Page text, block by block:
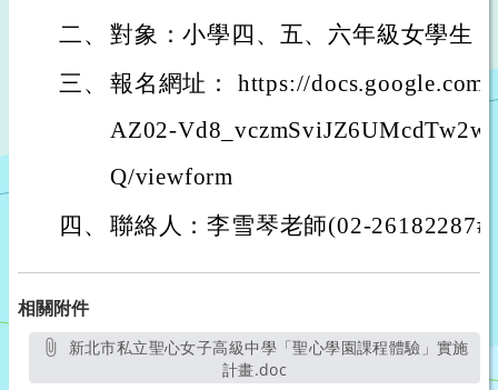
二、 對象：小學四、五、六年級女學生
三、 報名網址： https://
AZ02-
Q/viewform
四、 聯絡人：李雪琴老師(02-
相關附件
計畫.doc